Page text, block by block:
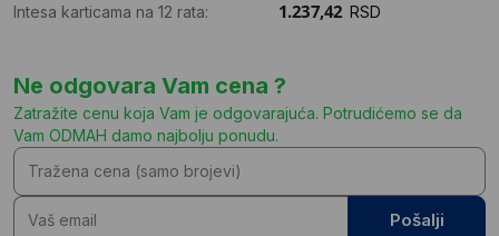
Intesa karticama na 12 rata:
RSD
Ne odgovara Vam cena ?
Zatražite cenu koja Vam je odgovarajuća. Potrudićemo se da
Vam ODMAH damo najbolju ponudu.
Pošalji